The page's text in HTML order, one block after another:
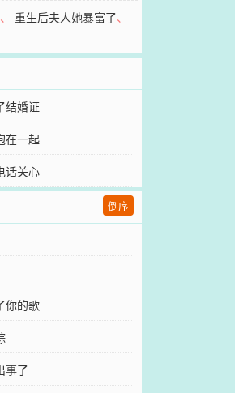
、重生后夫人她暴富了、
结婚证
在一起
话关心
倒序
你的歌
事了